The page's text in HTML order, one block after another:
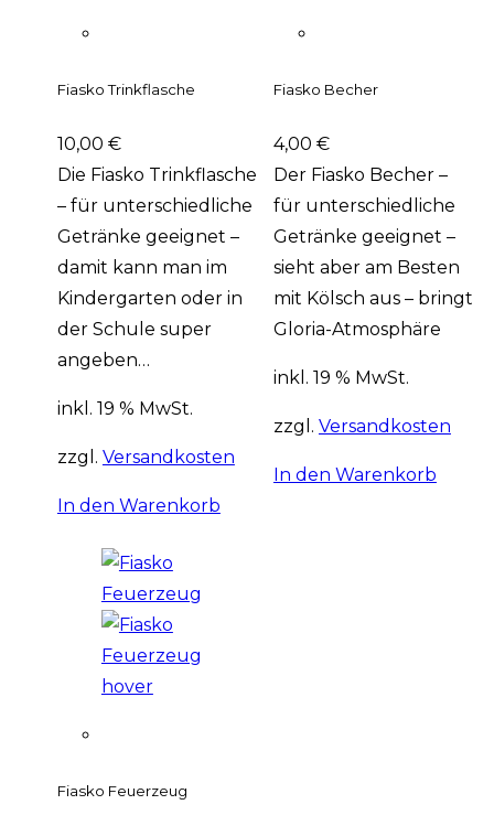
Fiasko Trinkflasche
10,00 €
Die Fiasko Trinkflasche
– für unterschiedliche
Getränke geeignet –
damit kann man im
Kindergarten oder in
der Schule super
angeben…
inkl. 19 % MwSt.
zzgl. Versandkosten
In den Warenkorb
Fiasko Becher
4,00 €
Der Fiasko Becher –
für unterschiedliche
Getränke geeignet –
sieht aber am Besten
mit Kölsch aus – bringt
Gloria-Atmosphäre
inkl. 19 % MwSt.
zzgl. Versandkosten
In den Warenkorb
Fiasko Feuerzeug